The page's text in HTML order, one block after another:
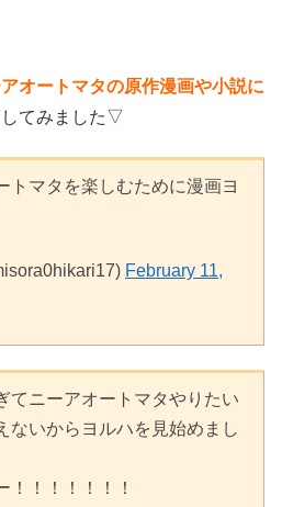
オートマタの原作漫画や小説に
してみました▽
トマタを楽しむために漫画ヨ
February 11,
てニーアオートマタやりたい
ないからヨルハを見始めまし
！！！！！！！